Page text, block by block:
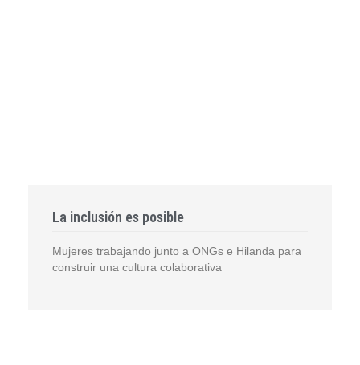
La inclusión es posible
Mujeres trabajando junto a ONGs e Hilanda para
construir una cultura colaborativa